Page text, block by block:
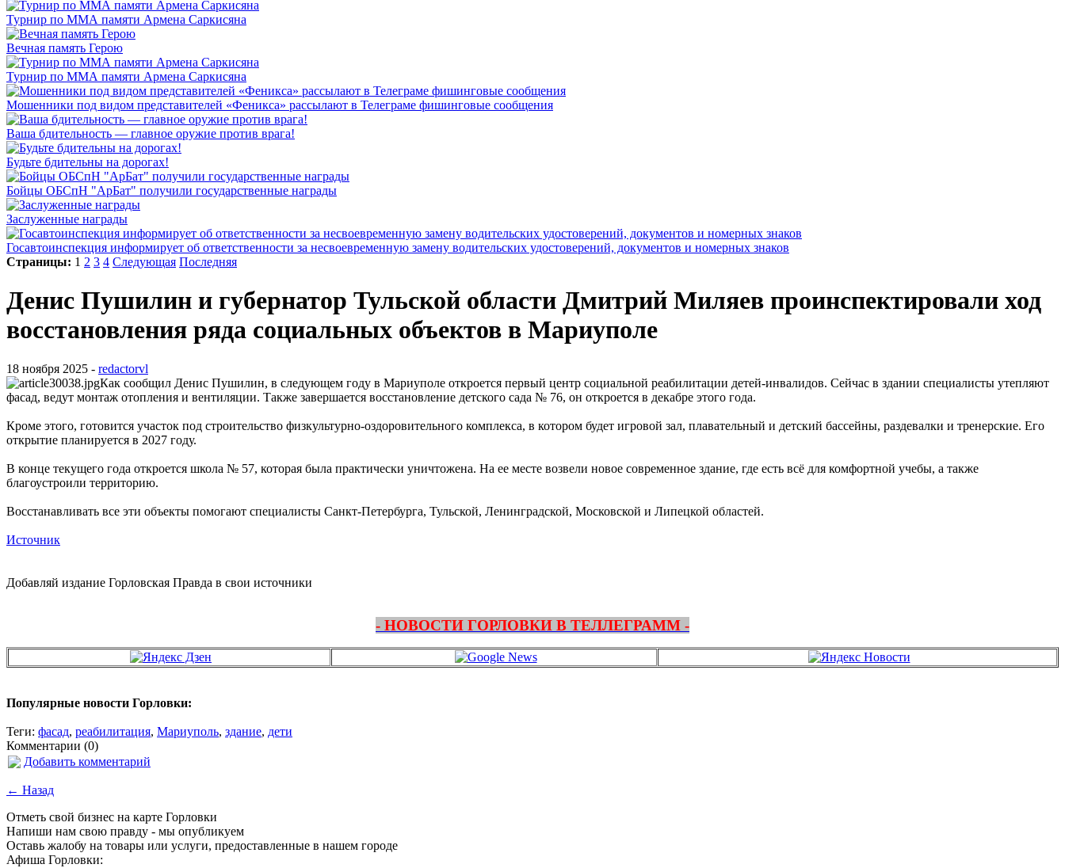
Турнир по ММА памяти Армена Саркисяна
Вечная память Герою
Турнир по ММА памяти Армена Саркисяна
Мошенники под видом представителей «Феникса» рассылают в Телеграме фишинговые сообщения
Ваша бдительность — главное оружие против врага!
Будьте бдительны на дорогах!
Бойцы ОБСпН "АрБат" получили государственные награды
Заслуженные награды
Госавтоинспекция информирует об ответственности за несвоевременную замену водительских удостоверений, документов и номерных знаков
Страницы: 1 2 3 4 Следующая Последняя
Денис Пушилин и губернатор Тульской области Дмитрий Миляев проинспектировали ход
восстановления ряда социальных объектов в Мариуполе
18 ноября 2025 - redactorvl
Как сообщил Денис Пушилин, в следующем году в Мариуполе откроется первый центр социальной реабилитации детей-инвалидов. Сейчас в здании специалисты утепляют
фасад, ведут монтаж отопления и вентиляции. Также завершается восстановление детского сада № 76, он откроется в декабре этого года.
Кроме этого, готовится участок под строительство физкультурно-оздоровительного комплекса, в котором будет игровой зал, плавательный и детский бассейны, раздевалки и тренерские. Его
открытие планируется в 2027 году.
В конце текущего года откроется школа № 57, которая была практически уничтожена. На ее месте возвели новое современное здание, где есть всё для комфортной учебы, а также
благоустроили территорию.
Восстанавливать все эти объекты помогают специалисты Санкт-Петербурга, Тульской, Ленинградской, Московской и Липецкой областей.
Источник
Добавляй издание Горловская Правда в свои источники
- НОВОСТИ ГОРЛОВКИ В ТЕЛЛЕГРАММ -
Популярные новости Горловки:
Теги: фасад, реабилитация, Мариуполь, здание, дети
Комментарии (0)
Добавить комментарий
← Назад
Отметь свой бизнес на карте Горловки
Напиши нам свою правду - мы опубликуем
Оставь жалобу на товары или услуги, предоставленные в нашем городе
Афиша Горловки: